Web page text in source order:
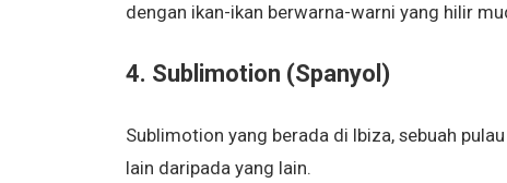
dengan ikan-ikan berwarna-warni yang hilir
4. Sublimotion (Spanyol)
Sublimotion yang berada di Ibiza, sebuah
lain daripada yang lain.